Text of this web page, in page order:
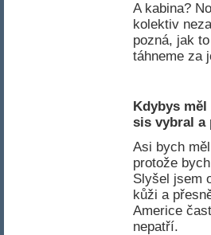
A kabina?
kolektiv
pozná, jak
táhneme za
Kdybys
sis vybral a
Asi bych
protože
Slyšel jsem
kůži a
Americe
nepatří.